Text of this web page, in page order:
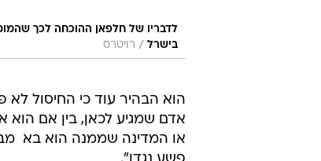
לדבריו של חלפאן ההוכחה לכך
בישרל / רויטרס
הוא הבהיר עוד כי החיסול לא
אדם שמגיע לכאן, בין אם הוא
או המדינה שממנה הוא בא 